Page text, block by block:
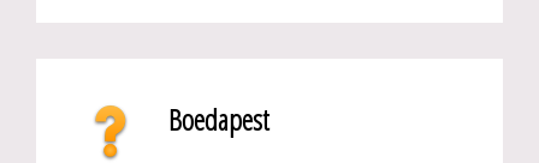
Boedapest